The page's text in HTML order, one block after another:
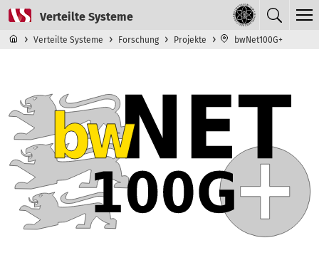
Direkt zum Inhalt
Navigationsmenü der obersten Ebene
Verteilte Systeme Forschung Projekte bwNet100G+